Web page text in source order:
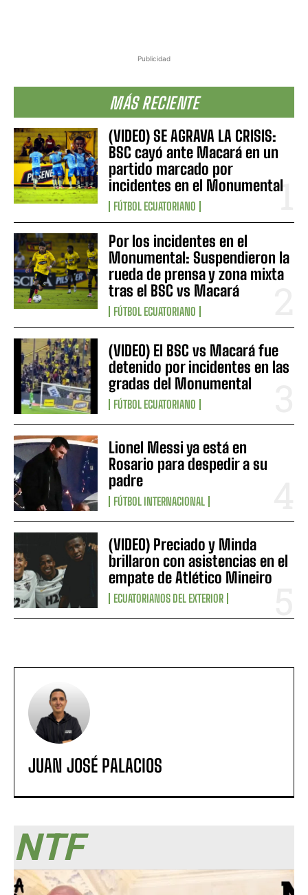
Publicidad
MÁS RECIENTE
(VIDEO) SE AGRAVA LA CRISIS:
BSC cayó ante Macará en un
partido marcado por
incidentes en el Monumental
FÚTBOL ECUATORIANO
Por los incidentes en el
Monumental: Suspendieron la
rueda de prensa y zona mixta
tras el BSC vs Macará
FÚTBOL ECUATORIANO
(VIDEO) El BSC vs Macará fue
detenido por incidentes en las
gradas del Monumental
FÚTBOL ECUATORIANO
Lionel Messi ya está en
Rosario para despedir a su
padre
FÚTBOL INTERNACIONAL
(VIDEO) Preciado y Minda
brillaron con asistencias en el
empate de Atlético Mineiro
ECUATORIANOS DEL EXTERIOR
JUAN JOSÉ PALACIOS
NTF